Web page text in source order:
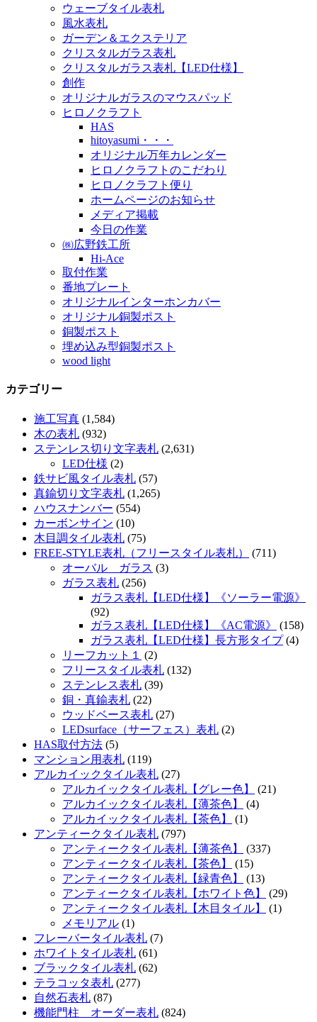
ウェーブタイル表札
風水表札
ガーデン＆エクステリア
クリスタルガラス表札
クリスタルガラス表札【LED仕様】
創作
オリジナルガラスのマウスパッド
ヒロノクラフト
HAS
hitoyasumi・・・
オリジナル万年カレンダー
ヒロノクラフトのこだわり
ヒロノクラフト便り
ホームページのお知らせ
メディア掲載
今日の作業
㈱広野鉄工所
Hi-Ace
取付作業
番地プレート
オリジナルインターホンカバー
オリジナル銅製ポスト
銅製ポスト
埋め込み型銅製ポスト
wood light
カテゴリー
施工写真 (1,584)
木の表札 (932)
ステンレス切り文字表札 (2,631)
LED仕様 (2)
鉄サビ風タイル表札 (57)
真鍮切り文字表札 (1,265)
ハウスナンバー (554)
カーボンサイン (10)
木目調タイル表札 (75)
FREE-STYLE表札（フリースタイル表札）
(711)
オーバル ガラス (3)
ガラス表札 (256)
ガラス表札【LED仕様】《ソーラー電源》
(92)
ガラス表札【LED仕様】《AC電源》
(158)
ガラス表札【LED仕様】長方形タイプ(4)
リーフカット１
(2)
フリースタイル表札 (132)
ステンレス表札 (39)
銅・真鍮表札 (22)
ウッドベース表札 (27)
LEDsurface（サーフェス）表札 (2)
HAS取付方法 (5)
マンション用表札 (119)
アルカイックタイル表札 (27)
アルカイックタイル表札【グレー色】
(21)
アルカイックタイル表札【薄茶色】
(4)
アルカイックタイル表札【茶色】
(1)
アンティークタイル表札 (797)
アンティークタイル表札【薄茶色】
(337)
アンティークタイル表札【茶色】
(15)
アンティークタイル表札【緑青色】
(13)
アンティークタイル表札【ホワイト色】
(29)
アンティークタイル表札【木目タイル】
(1)
メモリアル (1)
フレーバータイル表札 (7)
ホワイトタイル表札 (61)
ブラックタイル表札 (62)
テラコッタ表札 (277)
自然石表札 (87)
機能門柱 オーダー表札 (824)